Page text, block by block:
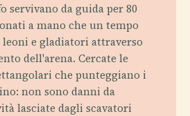
servivano da guida per 80
a mano che un tempo
leoni e gladiatori attraverso
dell'arena. Cercate le
che punteggiano i
non sono danni da
lasciate dagli scavatori